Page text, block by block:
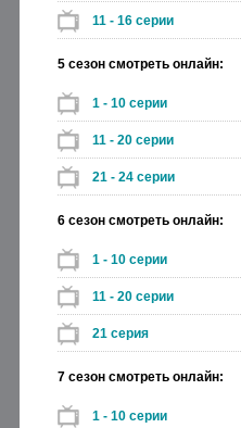
11 - 16 серии
5 сезон смотреть онлайн:
1 - 10 серии
11 - 20 серии
21 - 24 серии
6 сезон смотреть онлайн:
1 - 10 серии
11 - 20 серии
21 серия
7 сезон смотреть онлайн:
1 - 10 серии